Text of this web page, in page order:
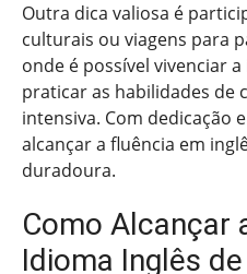
Outra dica valiosa é
culturais ou viagens para
onde é possível vivenciar
praticar as habilidades de
intensiva. Com dedicação
alcançar a fluência em
duradoura.
Como Alcançar
Idioma Inglês